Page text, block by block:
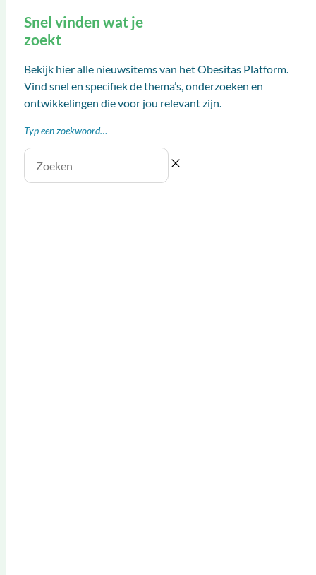
Snel vinden wat je
zoekt
Bekijk hier alle nieuwsitems van het Obesitas Platform.
Vind snel en specifiek de thema’s, onderzoeken en
ontwikkelingen die voor jou relevant zijn.
Typ een zoekwoord…